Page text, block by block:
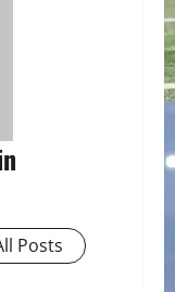
Posts